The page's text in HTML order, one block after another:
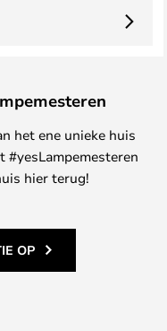
het ene unieke huis
#yesLampemesteren
hier terug!
OP